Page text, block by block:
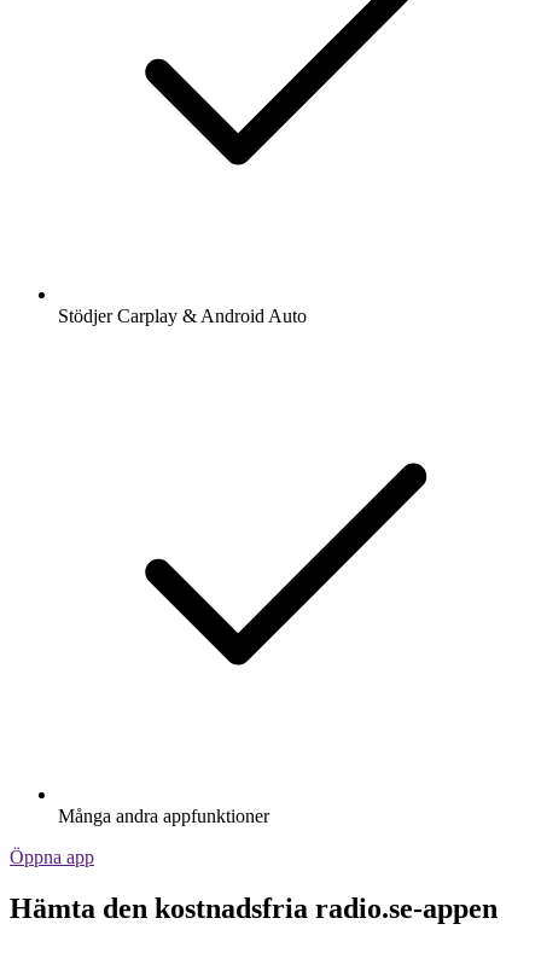
Stödjer Carplay & Android Auto
Många andra appfunktioner
Öppna app
Hämta den kostnadsfria radio.se-appen